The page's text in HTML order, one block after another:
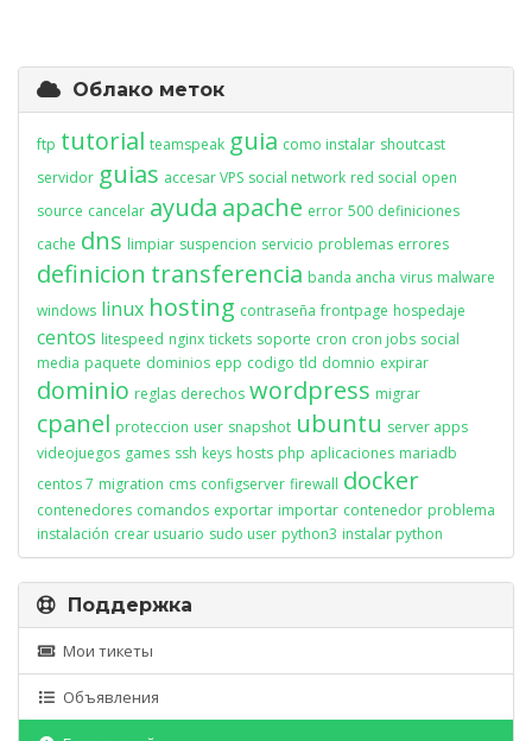
Облако меток
ftp tutorial teamspeak guia como instalar shoutcast
servidor guias accesar VPS social network red social open
source cancelar ayuda apache error 500 definiciones
cache dns limpiar suspencion servicio problemas errores
definicion transferencia banda ancha virus malware
windows linux hosting contraseña frontpage hospedaje
centos litespeed nginx tickets soporte cron cron jobs social
media paquete dominios epp codigo tld domnio expirar
dominio reglas derechos wordpress migrar
cpanel proteccion user snapshot ubuntu server apps
videojuegos games ssh keys hosts php aplicaciones mariadb
centos 7 migration cms configserver firewall docker
contenedores comandos exportar importar contenedor problema
instalación crear usuario sudo user python3 instalar python
Поддержка
Мои тикеты
Объявления